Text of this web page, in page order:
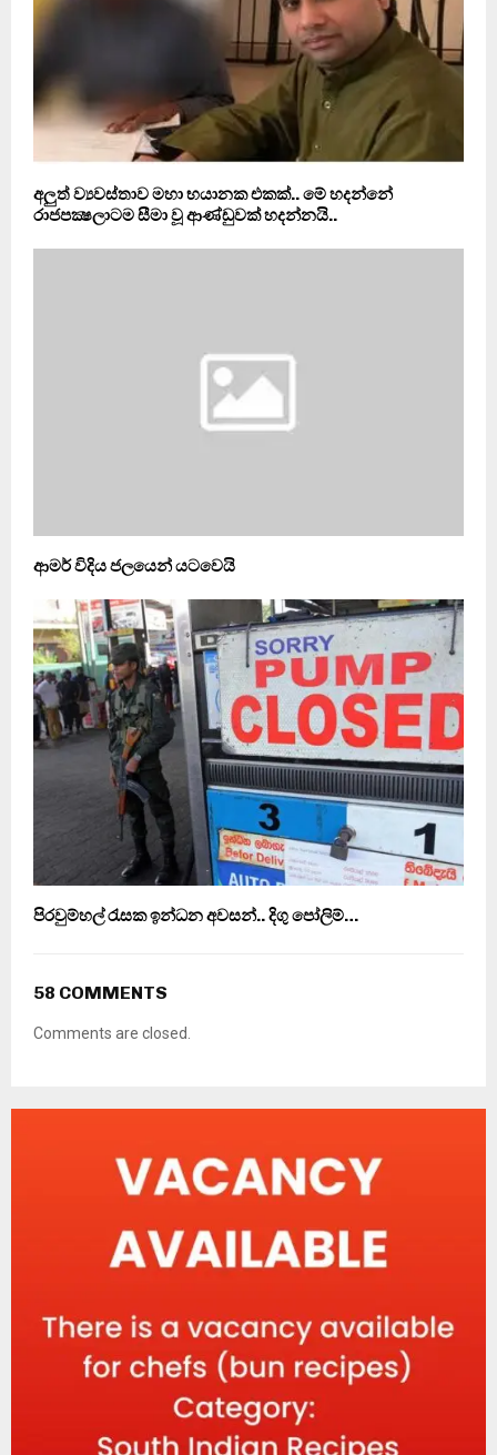
අලුත් ව්‍යවස්තාව මහා භයානක එකක්.. මේ හදන්නේ
රාජපක්‍ෂලාටම සීමා වූ ආණ්ඩුවක් හදන්නයි..
ආමර් විදිය ජලයෙන් යටවෙයි
පිරවුම්හල් රැසක ඉන්ධන අවසන්.. දිගු පෝලිම්…
58 COMMENTS
Comments are closed.